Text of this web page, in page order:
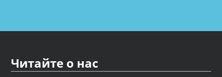
Читайте о нас